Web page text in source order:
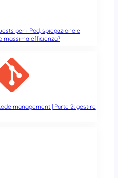
per i Pod, spiegazione e
massima efficienza?
management | Parte 2: gestire